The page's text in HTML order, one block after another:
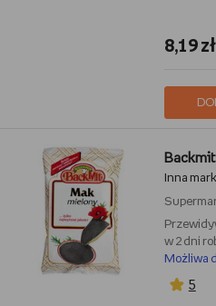
8,19 zł
Inna
w 2 dni
Możliwa
5